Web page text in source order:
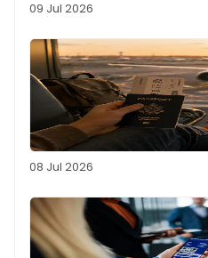
09 Jul 2026
08 Jul 2026